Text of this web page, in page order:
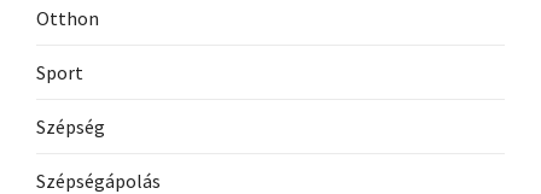
Otthon
Sport
Szépség
Szépségápolás